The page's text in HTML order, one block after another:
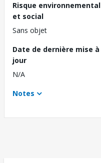
Risque environnemental
et social
Sans objet
Date de dernière mise à
jour
N/A
Notes